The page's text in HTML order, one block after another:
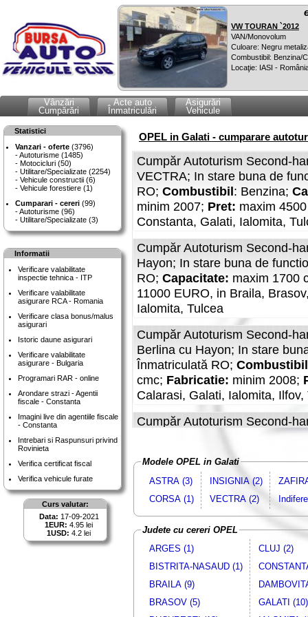
VW TOURAN `2012
VAN/Monovolum
Culoare: Negru
Combustibil: Benzina/
Locaţie: IASI -
Vânzări
Cumpărări
Acte auto
Înmatriculări
Asigurări
Vehicule
Statistici
Vanzari - oferte (3796)
Autoturisme (1485)
Motocicluri (50)
Utilitare/Specializate (2254)
Vehicule constructii (6)
Vehicule forestiere (1)
Cumparari - cereri (99)
Autoturisme (96)
Utilitare/Specializate (3)
Informatii
Verificare valabilitate
inspectie tehnica - ITP
Verificare valabilitate
asigurare RCA - Romania
Verificare clasa bonus/malus
asigurari
Istoric daune asigurari
Verificare valabilitate
asigurare - Bulgaria
Programari RAR - online
Arondare strazi - Agentii
fiscale - Constanta
Imagini live din agentiile fiscale
- Constanta
Intrebari si Raspunsuri privind
Rovinieta
Verifica certificat fiscal
Verifica vehicule furate
Curs valutar:
Data: 17-09-2021
1EUR: 4.95 lei
1USD: 4.2 lei
OPEL in Galati - cumparare
Cumpăr Autoturism Second-
VECTRA; In stare buna de
RO; Combustibil: Benzina;
minim 2007; Pret: maxim
Constanta, Galati, Ialomita,
Cumpăr Autoturism Second-
Hayon; In stare buna de
RO; Capacitate: maxim 1700
11000 EURO, in Braila,
Ialomita, Tulcea
Cumpăr Autoturism Second-
Berlina cu Hayon; In stare
Înmatriculată RO; Combustibil
cmc; Fabricatie: minim 2008;
Calarasi, Galati, Ialomita, Ilfov,
Cumpăr Autoturism Second-
Berlina; In stare buna de
EURO, in Braila, Calarasi,
Cumpăr Autoturism Second-
stare buna de functionare;
Combustibil : Motorina;
maxim 13000
Caras-Severin, Galati,
Cumpăr Autoturism Second-
stare buna de functionare;
2000 cmc;Fabricatie:minim
Modele OPEL in Galati
ASTRA (3)
CORSA (1)
INSIGNIA (2)
VECTRA (2)
Judete cu cereri OPEL
ARGES (1)
BISTRITA-NASAUD (1)
BRAILA (9)
BRASOV (5)
CLUJ (2)
GALATI (10)